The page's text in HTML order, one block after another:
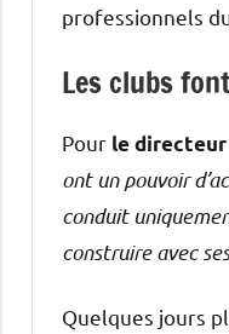
professionnels
Les clubs
Pour le directeur
ont un pouvoir
conduit
construire avec
Quelques jours